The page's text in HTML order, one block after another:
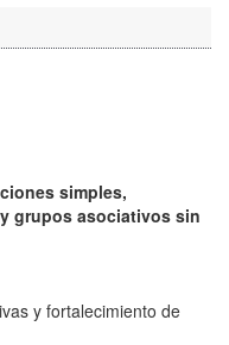
simples,
grupos asociativos sin
y fortalecimiento de